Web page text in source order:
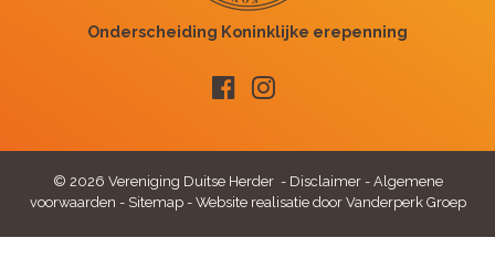
© 2026 Vereniging Duitse Herder - Disclaimer- Algemene
voorwaarden - Sitemap- Website realisatie door Vanderperk Groep